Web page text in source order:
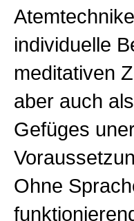
individuelle
meditativen
aber auch
Gefüges
Ohne